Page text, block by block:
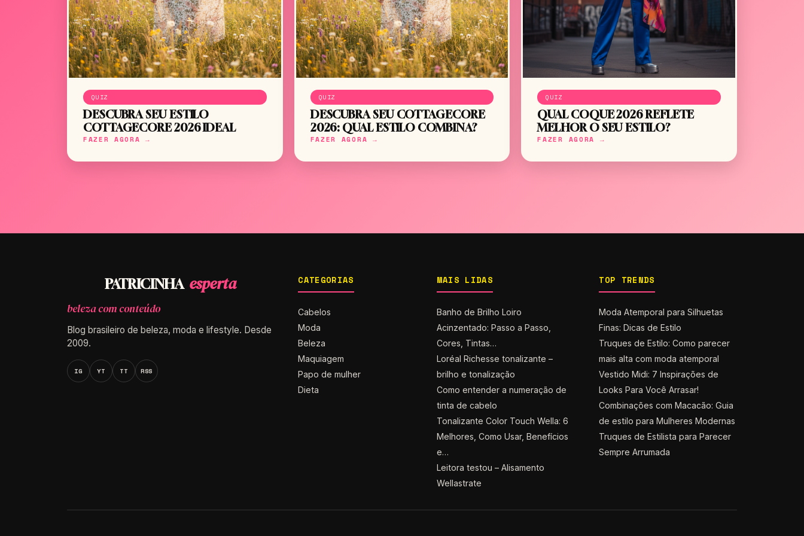
QUIZ
DESCUBRA SEU ESTILO
COTTAGECORE 2026 IDEAL
FAZER AGORA →
QUIZ
DESCUBRA SEU COTTAGECORE
2026: QUAL ESTILO COMBINA?
FAZER AGORA →
QUIZ
QUAL COQUE 2026 REFLETE
MELHOR O SEU ESTILO?
FAZER AGORA →
PATRICINHA esperta
beleza com conteúdo
Blog brasileiro de beleza, moda e lifestyle. Desde
2009.
IG YT TT RSS
CATEGORIAS
Cabelos
Moda
Beleza
Maquiagem
Papo de mulher
Dieta
MAIS LIDAS
Banho de Brilho Loiro
Acinzentado: Passo a Passo,
Cores, Tintas…
Loréal Richesse tonalizante –
brilho e tonalização
Como entender a numeração de
tinta de cabelo
Tonalizante Color Touch Wella: 6
Melhores, Como Usar, Benefícios
e…
Leitora testou – Alisamento
Wellastrate
TOP TRENDS
Moda Atemporal para Silhuetas
Finas: Dicas de Estilo
Truques de Estilo: Como parecer
mais alta com moda atemporal
Vestido Midi: 7 Inspirações de
Looks Para Você Arrasar!
Combinações com Macacão: Guia
de estilo para Mulheres Modernas
Truques de Estilista para Parecer
Sempre Arrumada